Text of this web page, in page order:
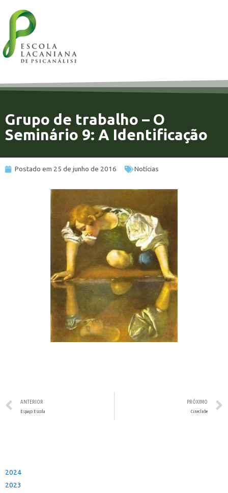
Grupo de trabalho – O
Seminário 9: A Identificação
Postado em 25 de junho de 2016 Notícias
ANTERIOR
Espaço Escola
PRÓXIMO
Cineclube
2024
2023